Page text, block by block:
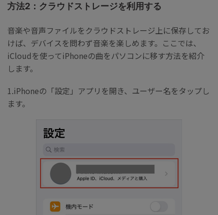
方法2：クラウドストレージを利用する
音楽や音声ファイルをクラウドストレージ上に保存してお
けば、デバイスを問わず音楽を楽しめます。ここでは、
iCloudを使ってiPhoneの曲をパソコンに移す方法を紹介
します。
1.iPhoneの「設定」アプリを開き、ユーザー名をタップし
ます。